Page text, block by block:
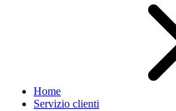
Home
Servizio clienti